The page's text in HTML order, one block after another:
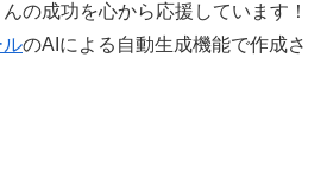
の成功を心から応援しています！
ルのAIによる自動生成機能で作成さ